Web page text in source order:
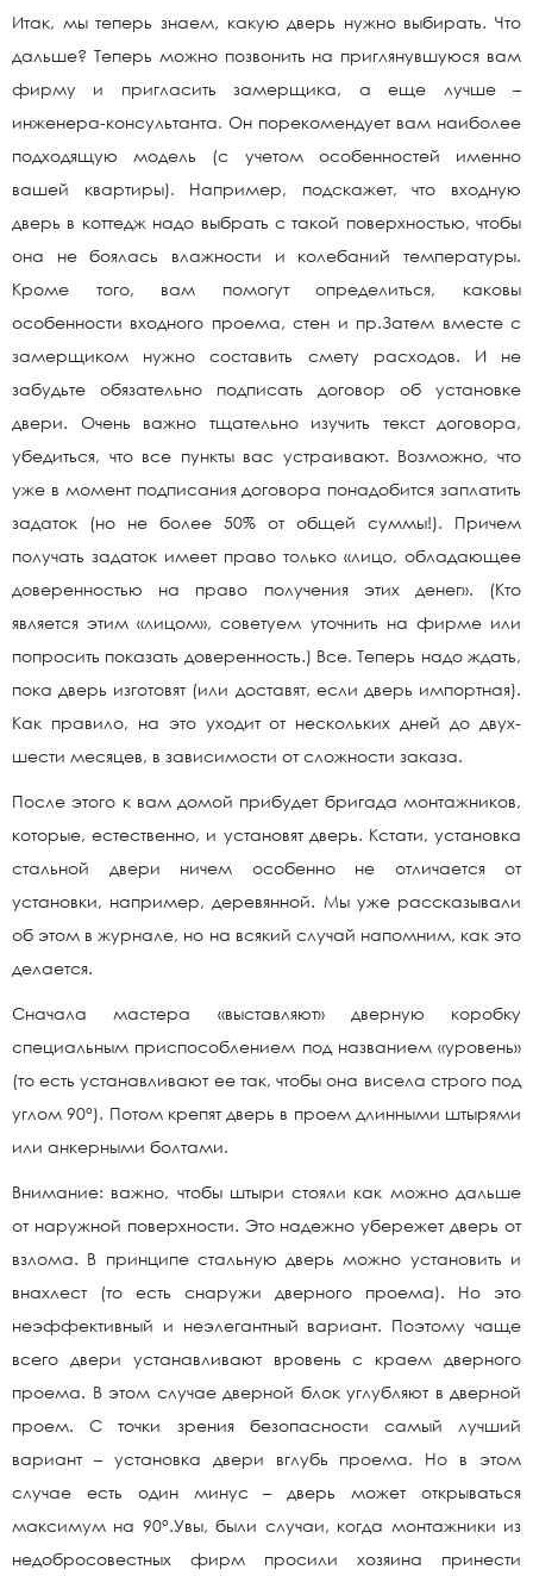
Итак, мы теперь знаем, какую дверь нужно выбирать. Что
дальше? Теперь можно позвонить на приглянувшуюся вам
фирму и пригласить замерщика, а еще лучше –
инженера-консультанта. Он порекомендует вам наиболее
подходящую модель (с учетом особенностей именно
вашей квартиры). Например, подскажет, что входную
дверь в коттедж надо выбрать с такой поверхностью, чтобы
она не боялась влажности и колебаний температуры.
Кроме того, вам помогут определиться, каковы
особенности входного проема, стен и пр.Затем вместе с
замерщиком нужно составить смету расходов. И не
забудьте обязательно подписать договор об установке
двери. Очень важно тщательно изучить текст договора,
убедиться, что все пункты вас устраивают. Возможно, что
уже в момент подписания договора понадобится заплатить
задаток (но не более 50% от общей суммы!). Причем
получать задаток имеет право только «лицо, обладающее
доверенностью на право получения этих денег». (Кто
является этим «лицом», советуем уточнить на фирме или
попросить показать доверенность.) Все. Теперь надо ждать,
пока дверь изготовят (или доставят, если дверь импортная).
Как правило, на это уходит от нескольких дней до двух-
шести месяцев, в зависимости от сложности заказа.
После этого к вам домой прибудет бригада монтажников,
которые, естественно, и установят дверь. Кстати, установка
стальной двери ничем особенно не отличается от
установки, например, деревянной. Мы уже рассказывали
об этом в журнале, но на всякий случай напомним, как это
делается.
Сначала мастера «выставляют» дверную коробку
специальным приспособлением под названием «уровень»
(то есть устанавливают ее так, чтобы она висела строго под
углом 90°). Потом крепят дверь в проем длинными штырями
или анкерными болтами.
Внимание: важно, чтобы штыри стояли как можно дальше
от наружной поверхности. Это надежно убережет дверь от
взлома. В принципе стальную дверь можно установить и
внахлест (то есть снаружи дверного проема). Но это
неэффективный и неэлегантный вариант. Поэтому чаще
всего двери устанавливают вровень с краем дверного
проема. В этом случае дверной блок углубляют в дверной
проем. С точки зрения безопасности самый лучший
вариант – установка двери вглубь проема. Но в этом
случае есть один минус – дверь может открываться
максимум на 90°.Увы, были случаи, когда монтажники из
недобросовестных фирм просили хозяина принести